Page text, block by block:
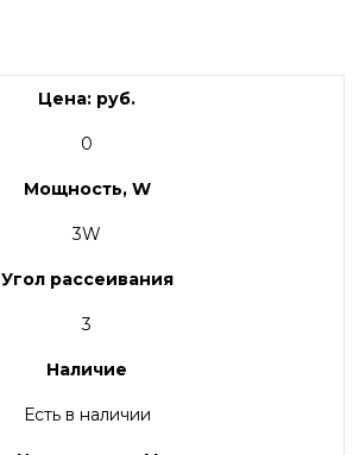
Цена: руб.
0
Мощность, W
3W
Угол рассеивания
3
Наличие
Есть в наличии